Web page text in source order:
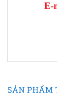
E-
SẢN PHẨM